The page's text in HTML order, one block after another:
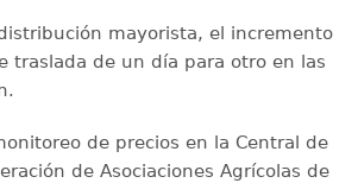
mayorista, el incremento
traslada de un día para otro en las
de precios en la Central de
de Asociaciones Agrícolas de